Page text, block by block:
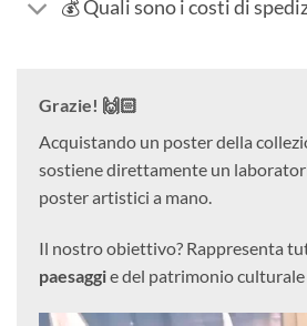
💰 Quali sono i costi di
Grazie! 🙌🏻
Acquistando un poster della
sostiene direttamente un
poster artistici a mano.
Il nostro obiettivo? Rappresenta
paesaggie del patrimonio